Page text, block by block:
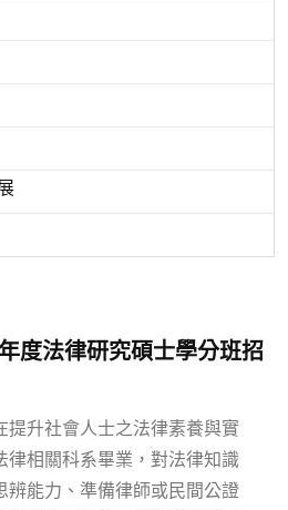
度法律研究碩士學分班招
提升社會人士之法律素養與實
律相關科系畢業，對法律知識
辨能力、準備律師或民間公證